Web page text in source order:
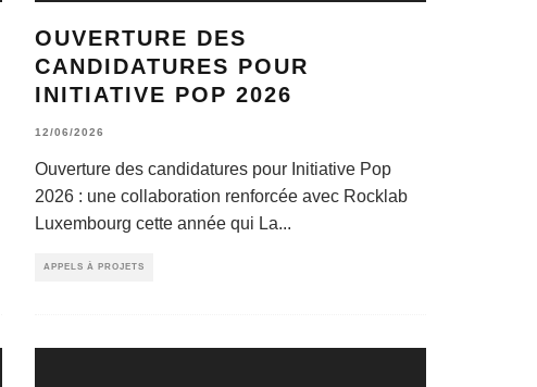
OUVERTURE DES
CANDIDATURES POUR
INITIATIVE POP 2026
12/06/2026
Ouverture des candidatures pour Initiative Pop
2026 : une collaboration renforcée avec Rocklab
Luxembourg cette année qui La...
APPELS À PROJETS